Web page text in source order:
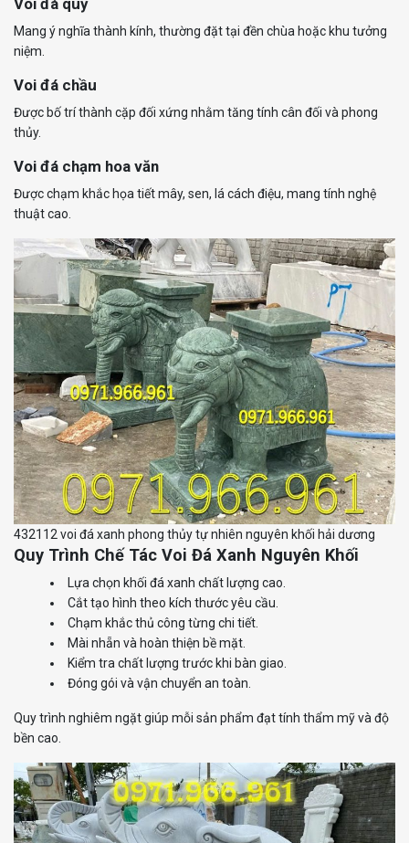
Mang ý nghĩa thành kính, thường đặt tại đền chùa hoặc khu tưởng
niệm.
Voi đá chầu
Được bố trí thành cặp đối xứng nhằm tăng tính cân đối và phong
thủy.
Voi đá chạm hoa văn
Được chạm khắc họa tiết mây, sen, lá cách điệu, mang tính nghệ
thuật cao.
432112 voi đá xanh phong thủy tự nhiên nguyên khối hải dương
Quy Trình Chế Tác Voi Đá Xanh Nguyên Khối
Lựa chọn khối đá xanh chất lượng cao.
Cắt tạo hình theo kích thước yêu cầu.
Chạm khắc thủ công từng chi tiết.
Mài nhẵn và hoàn thiện bề mặt.
Kiểm tra chất lượng trước khi bàn giao.
Đóng gói và vận chuyển an toàn.
Quy trình nghiêm ngặt giúp mỗi sản phẩm đạt tính thẩm mỹ và độ
bền cao.